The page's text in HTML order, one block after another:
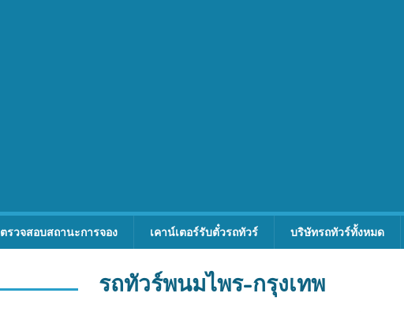
ตรวจสอบสถานะการจอง เคาน์เตอร์รับตั๋วรถทัวร์ บริษัทรถทัวร์ทั้งหมด
รถทัวร์พนมไพร-กรุงเทพ